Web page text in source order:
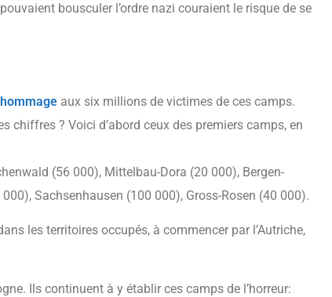
bousculer l’ordre nazi couraient le risque de se
hommage aux six millions de victimes de ces camps.
chiffres ? Voici d’abord ceux des premiers camps, en
(56 000), Mittelbau-Dora (20 000), Bergen-
Sachsenhausen (100 000), Gross-Rosen (40 000).
les territoires occupés, à commencer par l’Autriche,
Ils continuent à y établir ces camps de l’horreur: